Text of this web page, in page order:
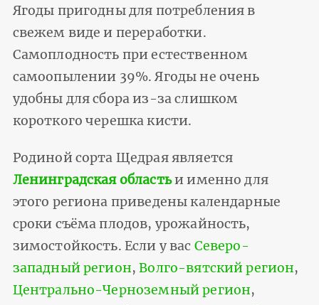
Ягоды пригодны для потребления в
свежем виде и переработки.
Самоплодность при естественном
самоопылении 39%. Ягоды не очень
удобны для сбора из-за слишком
короткого черешка кисти.
Родиной сорта Щедрая является
Ленинградская областьи именно для
этого региона приведены календарные
сроки съёма плодов, урожайность,
зимостойкость. Если у вас Северо-
западный регион,Волго-вятский регион,
Центрально-Черноземный регион,